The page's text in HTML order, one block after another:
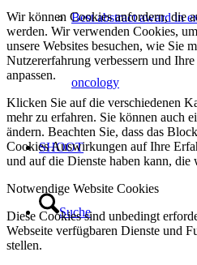
Best abstract award in
oncology
SHOOT
Suche
Wir können Cookies anfordern, die
werden. Wir verwenden Cookies,
unsere Websites besuchen, wie Sie
Nutzererfahrung verbessern und
anpassen.
Klicken Sie auf die verschiedenen
mehr zu erfahren. Sie können auch
ändern. Beachten Sie, dass das
Cookies Auswirkungen auf Ihre
und auf die Dienste haben kann, die
Notwendige Website Cookies
Diese Cookies sind unbedingt
Webseite verfügbaren Dienste und
stellen.